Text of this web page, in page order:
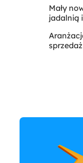
Mały
jadalnią
sprzedaż